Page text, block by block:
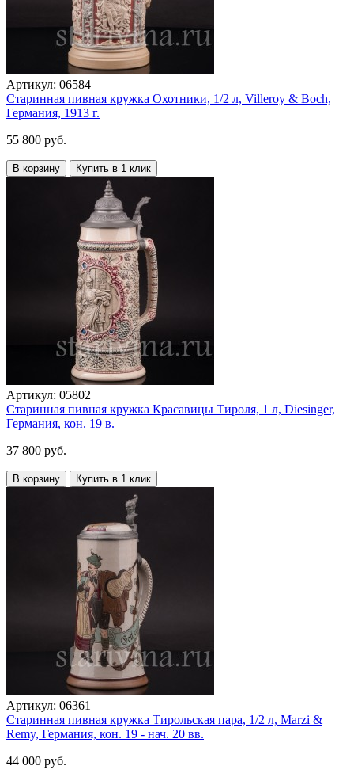
Артикул: 06584
Старинная пивная кружка Охотники, 1/2 л, Villeroy & Boch,
Германия, 1913 г.
55 800 руб.
В корзину Купить в 1 клик
Артикул: 05802
Старинная пивная кружка Красавицы Тироля, 1 л, Diesinger,
Германия, кон. 19 в.
37 800 руб.
В корзину Купить в 1 клик
Артикул: 06361
Старинная пивная кружка Тирольская пара, 1/2 л, Marzi &
Remy, Германия, кон. 19 - нач. 20 вв.
44 000 руб.